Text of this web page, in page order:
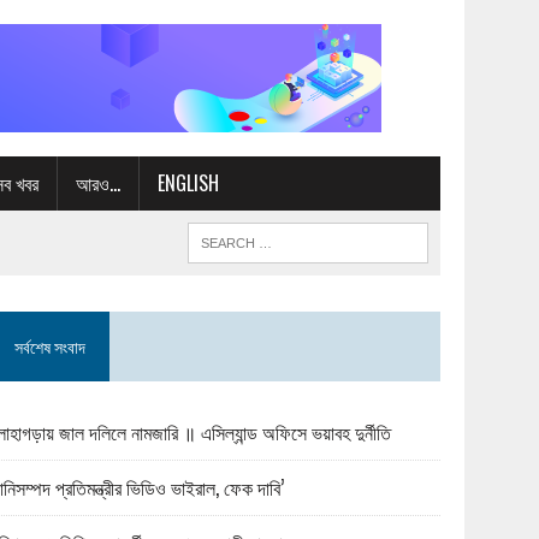
খবর আরও… ENGLISH
সর্বশেষ সংবাদ
জাল দলিলে নামজারি ॥ এসিল্যান্ড অফিসে ভয়াবহ দুর্নীতি
প্রতিমন্ত্রীর ভিডিও ভাইরাল, ফেক দাবি’